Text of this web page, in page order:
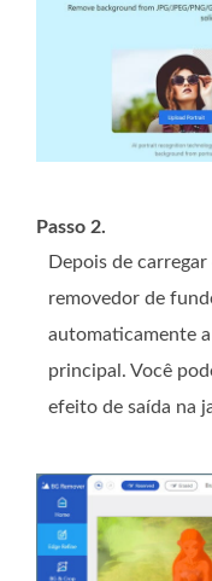
Passo 2.
Depois de
removedor de
automaticamente
principal. Você
efeito de saída na